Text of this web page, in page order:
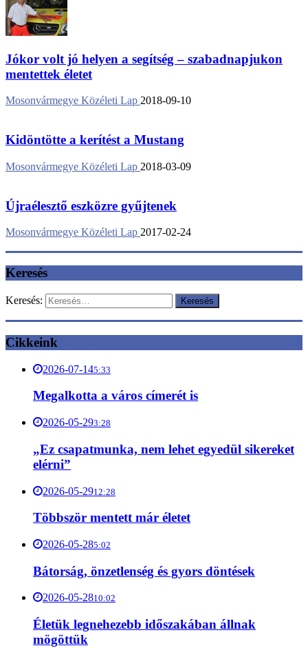
Jókor volt jó helyen a segítség – szabadnapjukon
mentettek életet
Mosonvármegye Közéleti Lap 2018-09-10
Kidöntötte a kerítést a Mustang
Mosonvármegye Közéleti Lap 2018-03-09
Újraélesztő eszközre gyűjtenek
Mosonvármegye Közéleti Lap 2017-02-24
Keresés
Keresés:
Cikkeink
2026-07-145:33
Megalkotta a város címerét is
2026-05-293:28
„Ez csapatmunka, nem lehet egyedül sikereket
elérni”
2026-05-2912:28
Többször mentett már életet
2026-05-285:02
Bátorság, önzetlenség és gyors döntések
2026-05-2810:02
Életük legnehezebb időszakában állnak
mögöttük